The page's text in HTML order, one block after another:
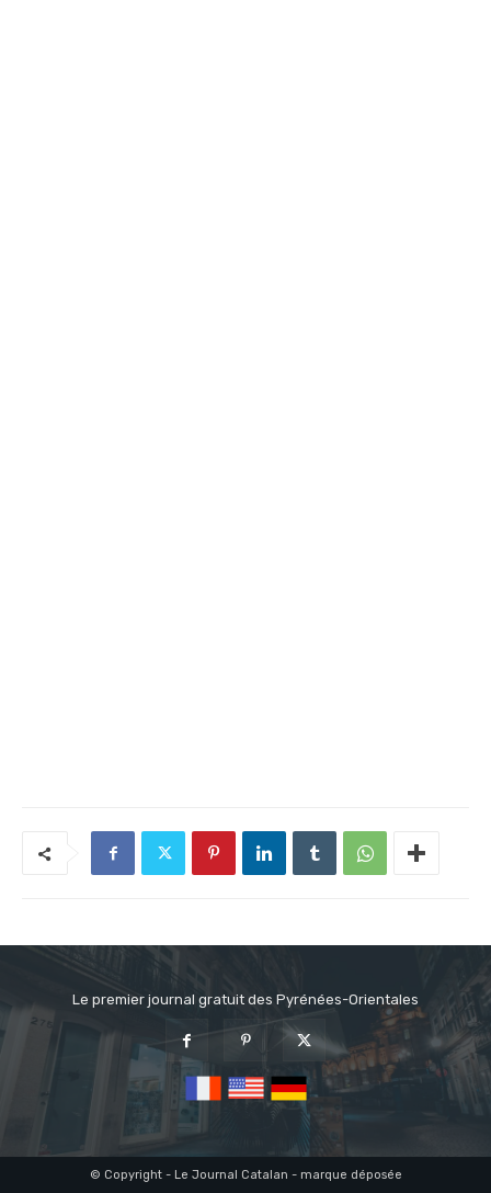
Le premier journal gratuit des Pyrénées-Orientales
© Copyright - Le Journal Catalan - marque déposée